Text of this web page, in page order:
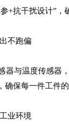
抗干扰设计”，
不跑偏
温度传感器，
保每一件工件的
业环境